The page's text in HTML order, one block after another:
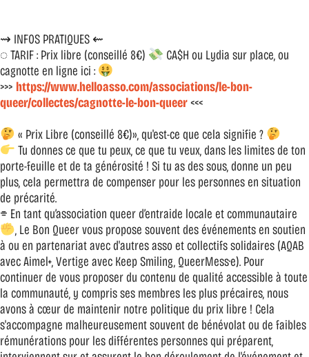
⇝ INFOS PRATIQUES ⇜
◌ TARIF : Prix libre (conseillé 8€)
CA$H ou Lydia sur place, ou
cagnotte en ligne ici :
>>> https://www.helloasso.com/associations/le-bon-
queer/collectes/cagnotte-le-bon-queer<<<
« Prix Libre (conseillé 8€)», qu'est-ce que cela signifie ?
Tu donnes ce que tu peux, ce que tu veux, dans les limites de ton
porte-feuille et de ta générosité ! Si tu as des sous, donne un peu
plus, cela permettra de compenser pour les personnes en situation
de précarité.
⌯ En tant qu’association queer d’entraide locale et communautaire
, Le Bon Queer vous propose souvent des événements en soutien
à ou en partenariat avec d'autres asso et collectifs solidaires (AQAB
avec Aimel+, Vertige avec Keep Smiling, QueerMess·e). Pour
continuer de vous proposer du contenu de qualité accessible à toute
la communauté, y compris ses membres les plus précaires, nous
avons à cœur de maintenir notre politique du prix libre ! Cela
s'accompagne malheureusement souvent de bénévolat ou de faibles
rémunérations pour les différentes personnes qui préparent,